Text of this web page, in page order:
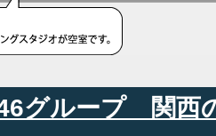
グループ 関西